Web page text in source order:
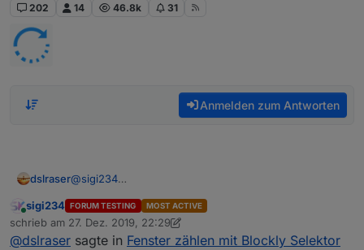
202
14 46.8k 31
Anmelden zum Antworten
dslraser@sigi234
nicht angelegt ?
Online
sigi234 FORUM TESTING MOST ACTIVE
schrieb am 27. Dez. 2019, 22:29
zuletzt editiert von sigi234
@dslraser sagte in Fenster zählen mit Blockly Selektor